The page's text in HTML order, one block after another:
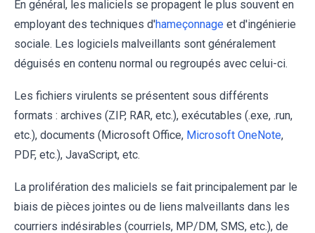
En général, les maliciels se propagent le plus souvent en
employant des techniques d'hameçonnage et d'ingénierie
sociale. Les logiciels malveillants sont généralement
déguisés en contenu normal ou regroupés avec celui-ci.
Les fichiers virulents se présentent sous différents
formats : archives (ZIP, RAR, etc.), exécutables (.exe, .run,
etc.), documents (Microsoft Office, Microsoft OneNote,
PDF, etc.), JavaScript, etc.
La prolifération des maliciels se fait principalement par le
biais de pièces jointes ou de liens malveillants dans les
courriers indésirables (courriels, MP/DM, SMS, etc.), de